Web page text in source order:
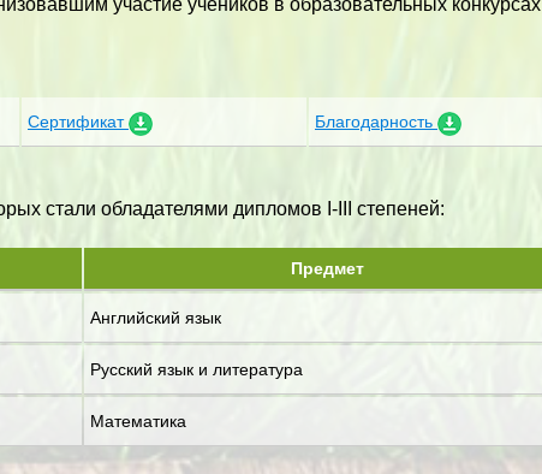
участие учеников в образовательных конкурсах
Сертификат Благодарность
стали обладателями дипломов I-III степеней:
Предмет
Английский язык
Русский язык и литература
Математика